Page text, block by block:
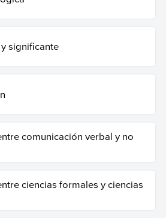
significante
comunicación verbal y no
ciencias formales y ciencias